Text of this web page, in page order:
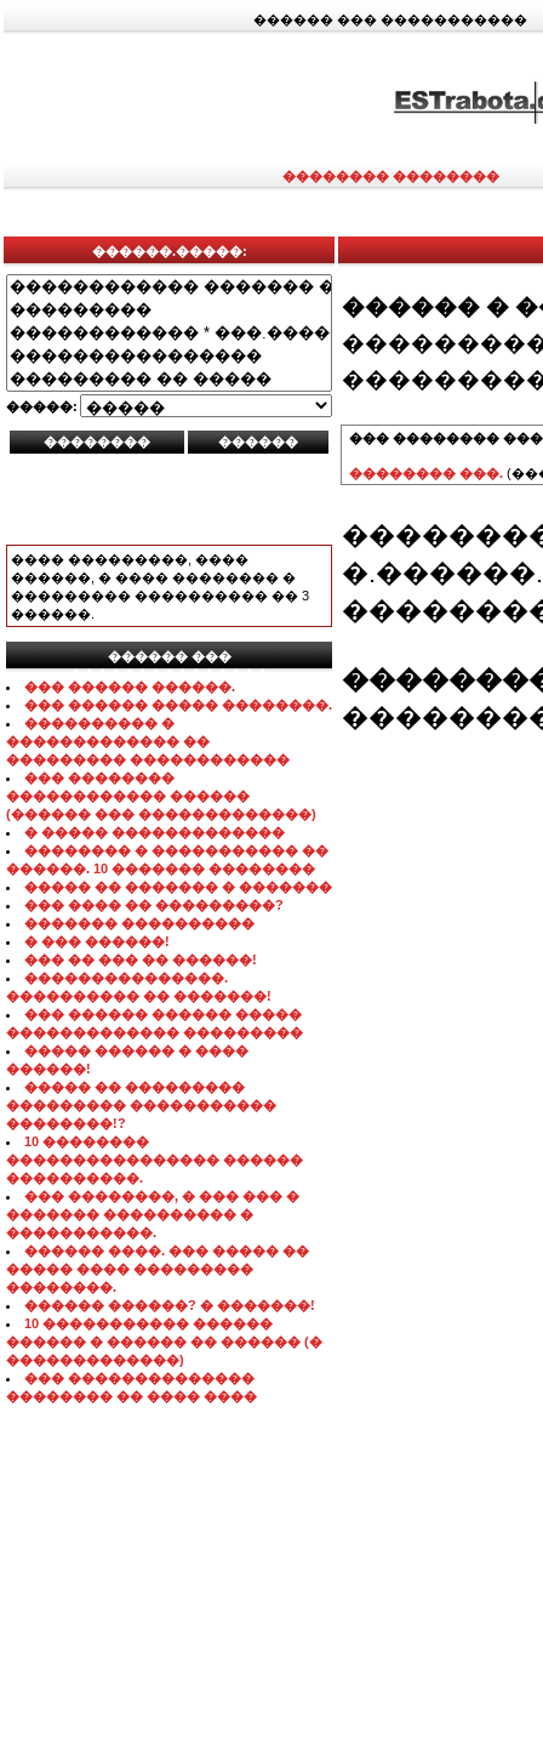
������ ��� �����������
�������� ��������
������.�����:
�����:
���� ���������, ����
������, � ���� �������� �
��������� ���������� �� 3
������.
������ ���
���������������
��� ������ ������.
��� ������ ����� ��������.
���������� �
������������� ��
��������� ������������
��� ��������
������������ ������
(������ ��� �������������)
� ����� �������������
�������� � ����������� ��
������. 10 ������� ��������
����� �� ������� � �������
��� ���� �� ���������?
������� ����������
� ��� ������!
��� �� ��� �� ������!
���������������.
���������� �� �������!
��� ������ ������ �����
������������� ���������
����� ������ � ����
������!
����� �� ���������
��������� �����������
��������!?
10 ��������
���������������� ������
����������.
��� ��������, � ��� ��� �
������� ���������� �
�����������.
������ ����. ��� ����� ��
����� ���� ���������
��������.
������ ������? � �������!
10 ����������� ������
������ � ������ �� ������ (�
�������������)
��� ��������������
�������� �� ���� ����
������ �
��� ��������
�������� ���.
�.������.
���������